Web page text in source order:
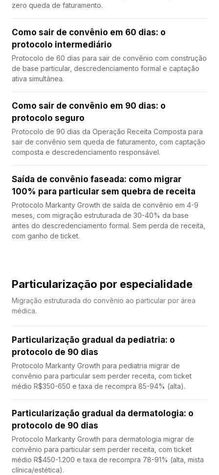
zero queda de faturamento.
Como sair de convênio em 60 dias: o
protocolo intermediário
Protocolo de 60 dias para sair de convênio com construção
de base particular, descredenciamento formal e captação
ativa simultânea.
Como sair de convênio em 90 dias: o
protocolo seguro
Protocolo de 90 dias da Operação Receita Composta para
sair de convênio sem queda de faturamento, com captação
composta e descredenciamento responsável.
Saída de convênio faseada: como migrar
100% para particular sem quebra de receita
Protocolo Markanty Growth de saída de convênio em 4-9
meses, com migração estruturada de 30-40% da base
antes do descredenciamento formal. Sem perda de receita,
com ganho de ticket.
Particularização por especialidade
Migração estruturada do convênio ao particular por área
médica.
Particularização gradual da pediatria: o
protocolo de 90 dias
Protocolo Markanty Growth para pediatria migrar de
convênio para particular sem perder receita, com ticket
médio R$350-650 e taxa de recompra 85-94% (alta).
Particularização gradual da dermatologia: o
protocolo de 90 dias
Protocolo Markanty Growth para dermatologia migrar de
convênio para particular sem perder receita, com ticket
médio R$450-1.200 e taxa de recompra 78-91% (alta, mista
clínica/estética).